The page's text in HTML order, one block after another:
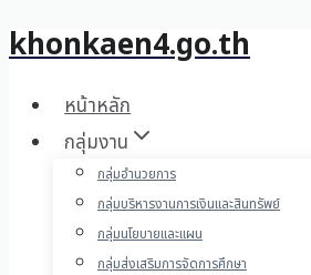
Skip
content
khonkaen4.go.th
หน้าหลัก
กลุ่มงาน
กลุ่มอำนวยการ
กลุ่มบริหารงานการเงินและสินทรัพย์
กลุ่มนโยบายและแผน
กลุ่มส่งเสริมการจัดการศึกษา